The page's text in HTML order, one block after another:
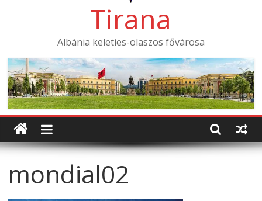
Tirana
Albánia keleties-olaszos fővárosa
mondial02